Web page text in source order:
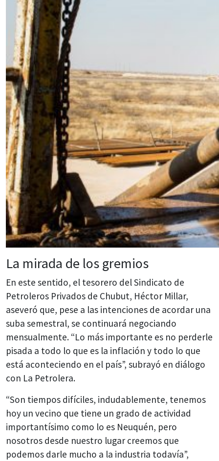
La mirada de los gremios
En este sentido, el tesorero del Sindicato de
Petroleros Privados de Chubut, Héctor Millar,
aseveró que, pese a las intenciones de acordar una
suba semestral, se continuará negociando
mensualmente. “Lo más importante es no perderle
pisada a todo lo que es la inflación y todo lo que
está aconteciendo en el país”, subrayó en diálogo
con La Petrolera.
“Son tiempos difíciles, indudablemente, tenemos
hoy un vecino que tiene un grado de actividad
importantísimo como lo es Neuquén, pero
nosotros desde nuestro lugar creemos que
podemos darle mucho a la industria todavía”,